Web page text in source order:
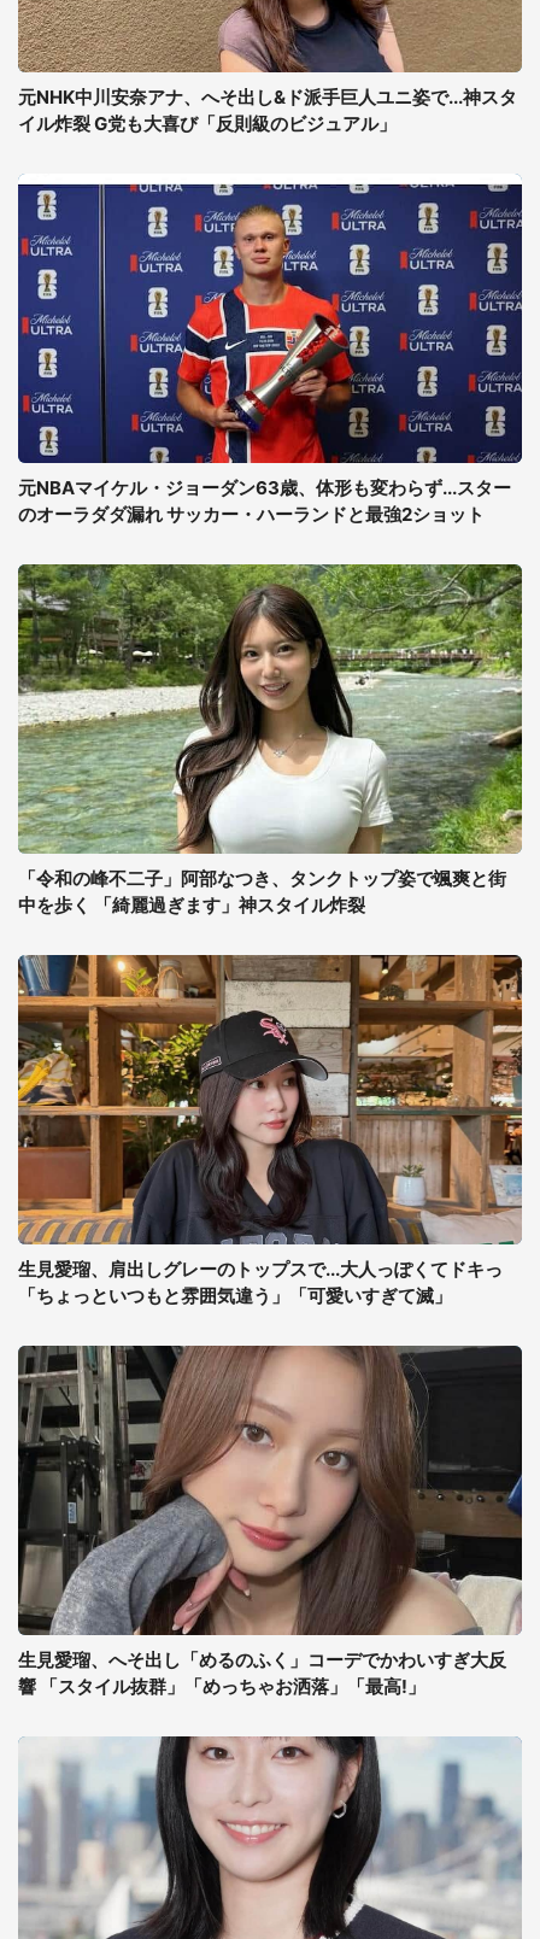
元NHK中川安奈アナ、へそ出し&ド派手巨人ユニ姿で...神スタ
イル炸裂 G党も大喜び「反則級のビジュアル」
元NBAマイケル・ジョーダン63歳、体形も変わらず...スター
のオーラダダ漏れ サッカー・ハーランドと最強2ショット
「令和の峰不二子」阿部なつき、タンクトップ姿で颯爽と街
中を歩く 「綺麗過ぎます」神スタイル炸裂
生見愛瑠、肩出しグレーのトップスで...大人っぽくてドキっ
「ちょっといつもと雰囲気違う」「可愛いすぎて滅」
生見愛瑠、へそ出し「めるのふく」コーデでかわいすぎ大反
響 「スタイル抜群」「めっちゃお洒落」「最高!」